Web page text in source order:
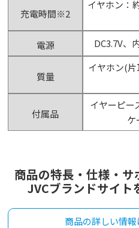
充電時間※2
イヤホン：
電源
DC3.7V、
質量
イヤホン(
付属品
イヤーピー
ケ
商品の特長・仕様・
JVCブランドサイト
商品の詳しい情報